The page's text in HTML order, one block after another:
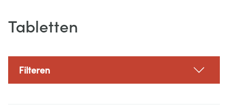
Tabletten
Filteren